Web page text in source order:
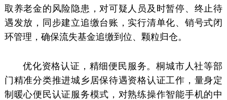
取养老金的风险隐患，对可疑人员及时暂停、终止待
遇发放，同步建立追缴台账，实行清单化、销号式闭
环管理，确保流失基金追缴到位、颗粒归仓。
优化资格认证，精细便民服务。桐城市人社等部
门精准分类推进城乡居保待遇资格认证工作，量身定
制暖心便民认证服务模式，对熟练操作智能手机的中